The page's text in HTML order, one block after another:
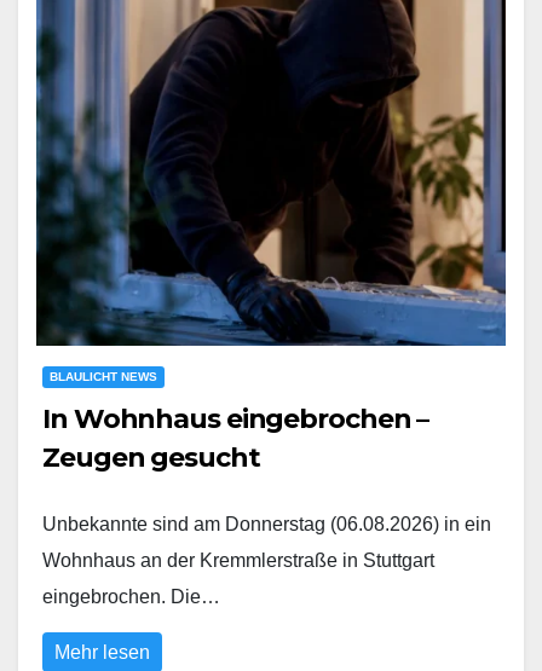
BLAULICHT NEWS
In Wohnhaus eingebrochen –
Zeugen gesucht
Unbekannte sind am Donnerstag (06.08.2026) in ein
Wohnhaus an der Kremmlerstraße in Stuttgart
eingebrochen. Die…
Mehr lesen